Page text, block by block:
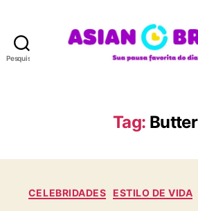
Pesquisar
A
N
R
A
Tag: Butter
C
CELEBRIDADES ESTILO DE VIDA